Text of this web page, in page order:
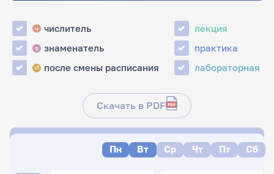
ч числитель
з знаменатель
↺ после смены расписания
лекция
практика
лабораторная
Скачать в PDF
Пн Вт Ср Чт Пт Сб